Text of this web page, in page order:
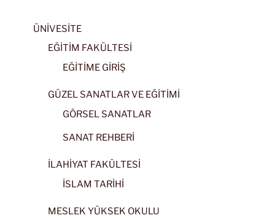
ÜNİVESİTE
EĞİTİM FAKÜLTESİ
EĞİTİME GİRİŞ
GÜZEL SANATLAR VE EĞİTİMİ
GÖRSEL SANATLAR
SANAT REHBERİ
İLAHİYAT FAKÜLTESİ
İSLAM TARİHİ
MESLEK YÜKSEK OKULU